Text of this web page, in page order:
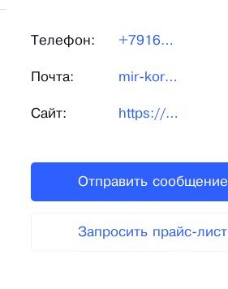
Телефон: +79161090827
Почта: mir-korzin@mail.ru
Сайт: https://mir-korzin.ru/
Отправить сообщение
Запросить прайс-лист